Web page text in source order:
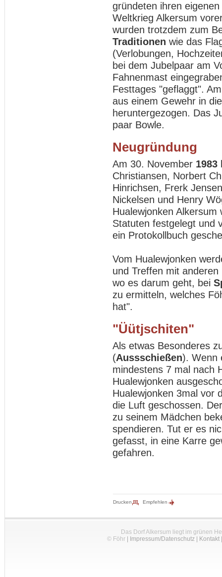
gründeten ihren
Weltkrieg Alkersum
wurden trotzdem zum
Traditionen wie das
(Verlobungen,
bei dem Jubelpaar am
Fahnenmast
Festtages "geflaggt".
aus einem Gewehr in
heruntergezogen. Das
paar Bowle.
Neugründung
Am 30. November 1983
Christiansen, Norbert
Hinrichsen, Frerk
Nickelsen und Henry
Hualewjonken
Statuten festgelegt und
ein Protokollbuch
Vom Hualewjonken
und Treffen mit
wo es darum geht, bei
zu ermitteln, welches
hat".
"Üütjschiten"
Als etwas Besonderes
(Aussschießen). Wenn
mindestens 7 mal nach
Hualewjonken
Hualewjonken 3mal vor
die Luft geschossen.
zu seinem Mädchen
spendieren. Tut er es
gefasst, in eine Karre
gefahren.
Drucken Empfehlen
Das Dorf Alkersum liegt im grünen
© Föhr| Impressum/Datenschutz| Kontakt